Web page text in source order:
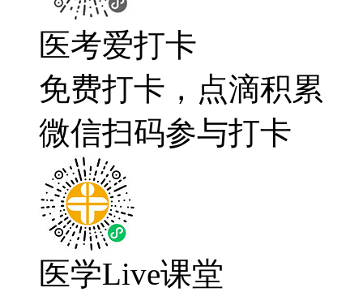
医考爱打卡
免费打卡，点滴积累
微信扫码参与打卡
医学Live课堂